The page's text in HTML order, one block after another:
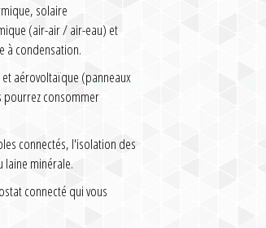
solaire
(air-air / air-eau) et
à condensation.
aérovoltaïque (panneaux
pourrez consommer
connectés, l'isolation des
minérale.
connecté qui vous